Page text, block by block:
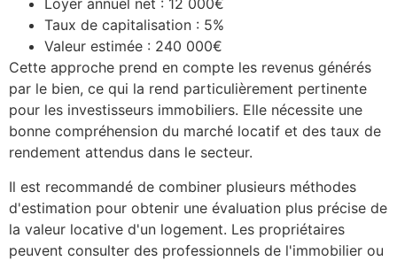
Loyer annuel net : 12 000€
Taux de capitalisation : 5%
Valeur estimée : 240 000€
Cette approche prend en compte les revenus générés
par le bien, ce qui la rend particulièrement pertinente
pour les investisseurs immobiliers. Elle nécessite une
bonne compréhension du marché locatif et des taux de
rendement attendus dans le secteur.
Il est recommandé de combiner plusieurs méthodes
d'estimation pour obtenir une évaluation plus précise de
la valeur locative d'un logement. Les propriétaires
peuvent consulter des professionnels de l'immobilier ou